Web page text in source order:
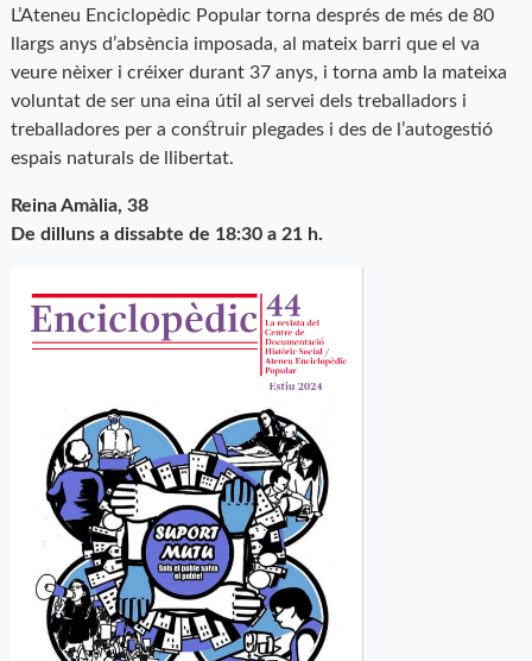
L’Ateneu Enciclopèdic Popular torna després de més de 80
llargs anys d’absència imposada, al mateix barri que el va
veure nèixer i créixer durant 37 anys, i torna amb la mateixa
voluntat de ser una eina útil al servei dels treballadors i
treballadores per a construir plegades i des de l’autogestió
espais naturals de llibertat.
Reina Amàlia, 38
De dilluns a dissabte de 18:30 a 21 h.